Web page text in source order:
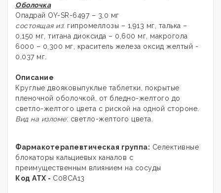
Оболочка
Опадрай OY-SR-6497 – 3,0 мг
состоящая из: гипромеллозы – 1,913 мг, талька –
0,150 мг, титана диоксида – 0,600 мг, макрогола
6000 – 0,300 мг, краситель железа оксид желтый -
0,037 мг.
Описание
Круглые двояковыпуклые таблетки, покрытые
пленочной оболочкой, от бледно-желтого до
светло-желтого цвета с риской на одной стороне.
Вид на изломе: светло-желтого цвета.
Фармакотерапевтическая группа: Селективные
блокаторы кальциевых каналов с
преимущественным влиянием на сосуды
Код ATX - С08СА13